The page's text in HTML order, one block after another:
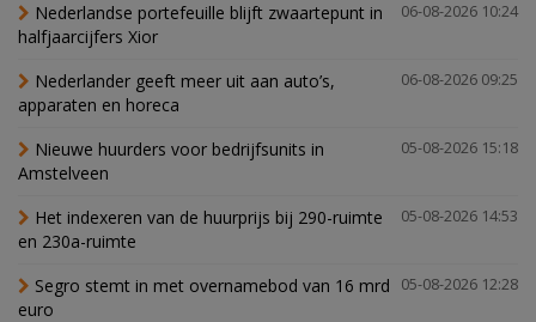
06-08-2026 10:24
Nederlandse portefeuille blijft zwaartepunt in
halfjaarcijfers Xior
06-08-2026 09:25
Nederlander geeft meer uit aan auto’s,
apparaten en horeca
05-08-2026 15:18
Nieuwe huurders voor bedrijfsunits in
Amstelveen
05-08-2026 14:53
Het indexeren van de huurprijs bij 290-ruimte
en 230a-ruimte
05-08-2026 12:28
Segro stemt in met overnamebod van 16 mrd
euro